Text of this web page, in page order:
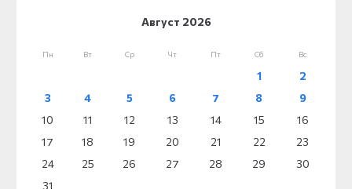
Август 2026
Пн Вт Ср Чт Пт Сб Вс
1
2
3
4 5 6 7 8
9
10
11 12 13 14 15
16
17
18 19 20 21 22
23
24
25 26 27 28 29
30
31